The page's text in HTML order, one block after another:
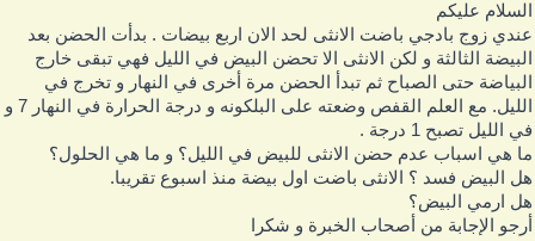
عليكم
زوج بادجي باضت الانثى لحد الان اربع بيضات . بدأت الحضن بعد
الثالثة و لكن الانثى الا تحضن البيض في الليل فهي تبقى خارج
حتى الصباح ثم تبدأ الحضن مرة أخرى في النهار و تخرج في
الليل. مع العلم القفص وضعته على البلكونه و درجة الحرارة في النهار 7 و
الليل تصبح 1 درجة .
هي اسباب عدم حضن الانثى للبيض في الليل؟ و ما هي الحلول؟
البيض فسد ؟ الانثى باضت اول بيضة منذ اسبوع تقريبا.
ارمي البيض؟
الإجابة من أصحاب الخبرة و شكرا